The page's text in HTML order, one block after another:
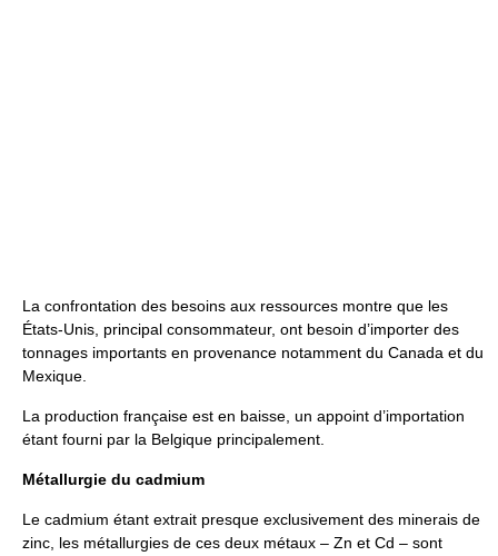
La confrontation des besoins aux ressources montre que les
États-Unis, principal consommateur, ont besoin d’importer des
tonnages importants en provenance notamment du Canada et du
Mexique.
La production française est en baisse, un appoint d’importation
étant fourni par la Belgique principalement.
Métallurgie du cadmium
Le cadmium étant extrait presque exclusivement des minerais de
zinc, les métallurgies de ces deux métaux – Zn et Cd – sont